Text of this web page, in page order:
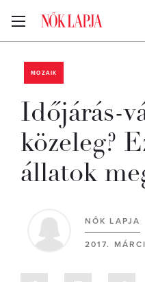
MOZAIK
Időjárás-
közeleg?
állatok
NŐK LAPJA
2017.